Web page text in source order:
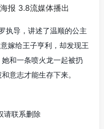
执导，讲述了温顺的公主
嫁给王子亨利，却发现王
和一条喷火龙一起被扔
意志才能生存下来。
请联系删除